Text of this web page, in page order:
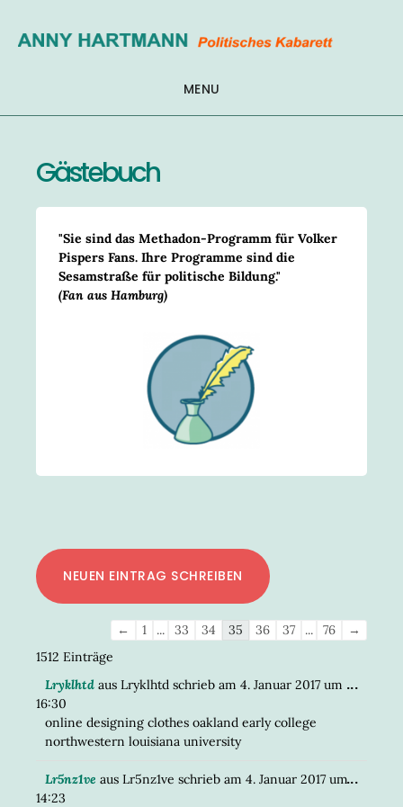
springen
MENU
Gästebuch
"Sie sind das Methadon-Programm für Volker
Pispers Fans. Ihre Programme sind die
Sesamstraße für politische Bildung."
(Fan aus Hamburg)
Navigation
← 1 ... 33 34 35 36 37 ... 76
→
1512 Einträge
Lryklhtd aus Lryklhtd schrieb am 4. Januar 2017 um
16:30
online designing clothes oakland early college
northwestern louisiana university
...DIESE
Lr5nz1ve aus Lr5nz1ve schrieb am 4. Januar 2017 um
14:23
...DIESE